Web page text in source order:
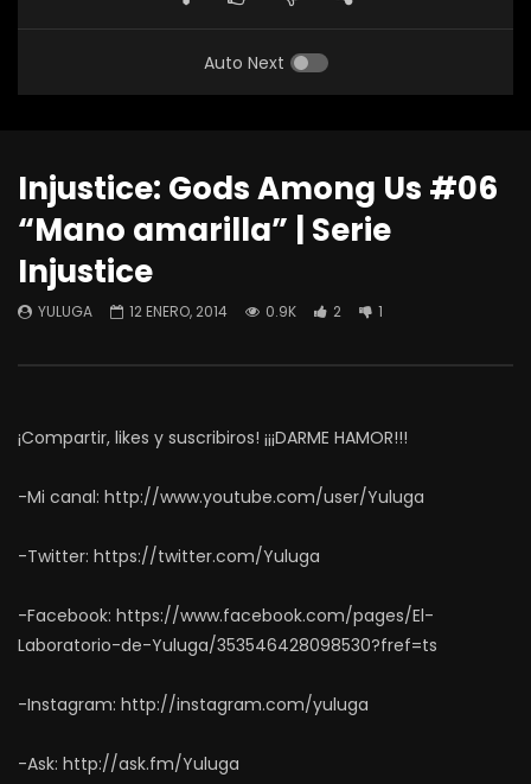
Auto Next
Injustice: Gods Among Us #06
“Mano amarilla” | Serie
Injustice
YULUGA 12 ENERO, 2014 0.9K 2 1
¡Compartir, likes y suscribiros! ¡¡¡DARME HAMOR!!!
-Mi canal: http://www.youtube.com/user/Yuluga
-Twitter: https://twitter.com/Yuluga
-Facebook: https://www.facebook.com/pages/El-
Laboratorio-de-Yuluga/353546428098530?fref=ts
-Instagram: http://instagram.com/yuluga
-Ask: http://ask.fm/Yuluga